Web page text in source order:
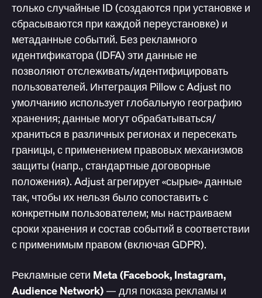
только случайные ID (создаются при установке и
сбрасываются при каждой переустановке) и
метаданные событий. Без рекламного
идентификатора (IDFA) эти данные не
позволяют отслеживать/идентифицировать
пользователей. Интеграция Pillow с Adjust по
умолчанию использует глобальную географию
хранения; данные могут обрабатываться/
храниться в различных регионах и пересекать
границы, с применением правовых механизмов
защиты (напр., стандартные договорные
положения). Adjust агрегирует «сырые» данные
так, чтобы их нельзя было сопоставить с
конкретным пользователем; мы настраиваем
сроки хранения и состав событий в соответствии
с применимым правом (включая GDPR).
Рекламные сети Meta (Facebook, Instagram,
Audience Network)— для показа рекламы и